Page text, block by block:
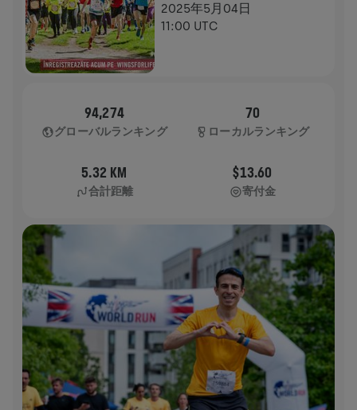
2025年5月04日
11:00 UTC
94,274
グローバルランキング
70
ローカルランキング
5.32 KM
合計距離
$13.60
寄付金